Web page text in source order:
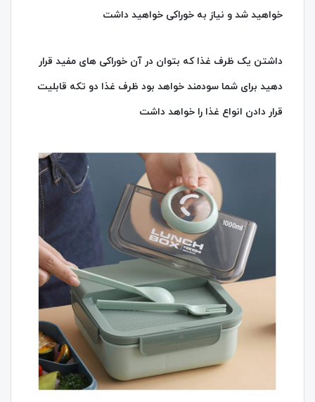
خواهید شد و نیاز به خوراکی خواهید داشت
داشتن یک ظرف غذا که بتوان در آن خوراکی‌‌ های مفید قرار
دهید برای شما سودمند خواهد بود ظرف غذا دو تکه قابلیت
قرار دادن انواع غذا را خواهد داشت